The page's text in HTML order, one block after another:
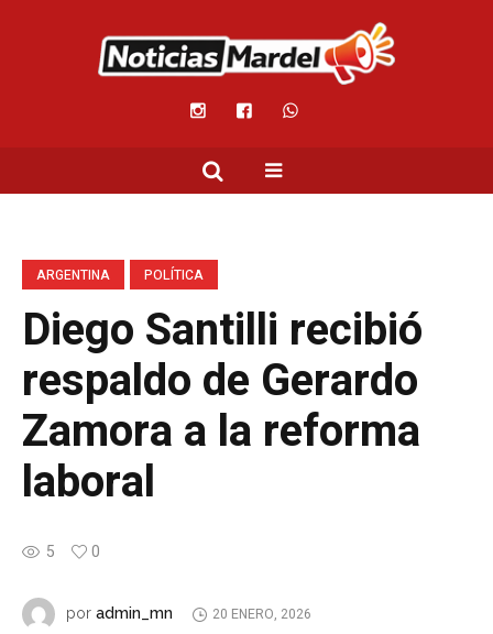
ARGENTINA POLÍTICA
Diego Santilli recibió
respaldo de Gerardo
Zamora a la reforma
laboral
5 0
por admin_mn 20 ENERO, 2026